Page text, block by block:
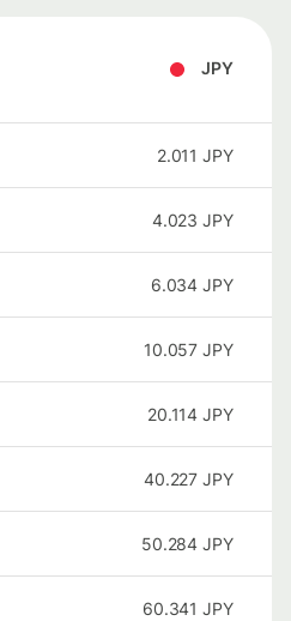
JPY
2.011 JPY
4.023 JPY
6.034 JPY
10.057 JPY
20.114 JPY
40.227 JPY
50.284 JPY
60.341 JPY